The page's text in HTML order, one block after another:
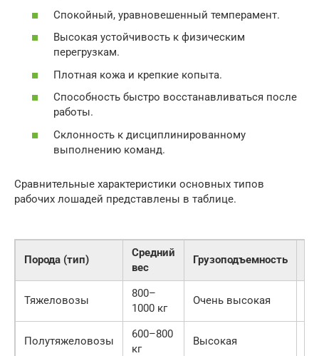
Спокойный, уравновешенный темперамент.
Высокая устойчивость к физическим
перегрузкам.
Плотная кожа и крепкие копыта.
Способность быстро восстанавливаться после
работы.
Склонность к дисциплинированному
выполнению команд.
Сравнительные характеристики основных типов
рабочих лошадей представлены в таблице.
Порода (тип)
Средний
вес
Грузоподъемность
Тяжеловозы
800–
1000 кг
Очень высокая
Полутяжеловозы
600–800
кг
Высокая